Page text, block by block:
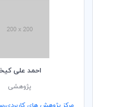
احمد علی
پژوهشی